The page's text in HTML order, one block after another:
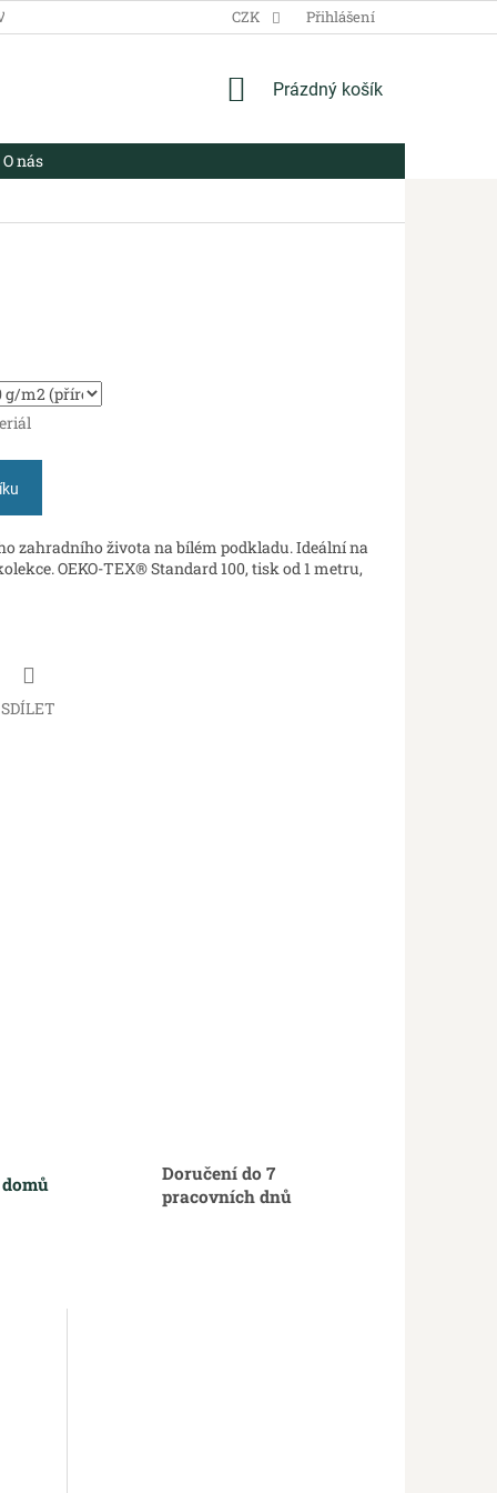
OBCHODNÍ PODMÍNKY ZÁSADY ZPRACOVÁNÍ
CZK Přihlášení
NÁKUPNÍ
Prázdný košík
O nás
zahradního života na bílém podkladu. Ideální na
OEKO-TEX® Standard 100, tisk od 1 metru,
SDÍLET
Doručení do 7
pracovních dnů